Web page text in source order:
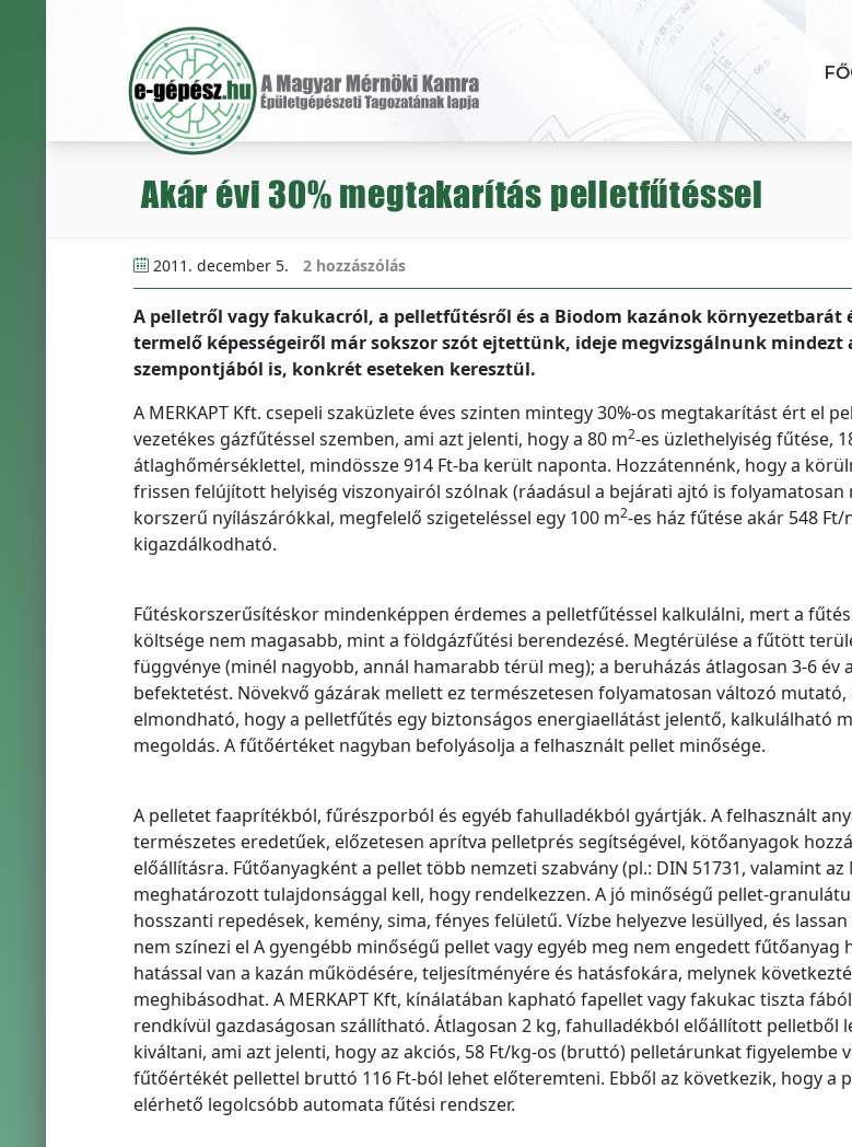
Akár évi 30% megtakarítás pelletfűtéssel
2011. december 5. 2 hozzászólás
A pelletről vagy fakukacról, a pelletfűtésről és a Biodom kazánok környezetbarát
termelő képességeiről már sokszor szót ejtettünk, ideje megvizsgálnunk mindezt
szempontjából is, konkrét eseteken keresztül.
A MERKAPT Kft. csepeli szaküzlete éves szinten mintegy 30%-os megtakarítást ért el
vezetékes gázfűtéssel szemben, ami azt jelenti, hogy a 80 m2-es üzlethelyiség fűtése,
átlaghőmérséklettel, mindössze 914 Ft-ba került naponta. Hozzátennénk, hogy a
frissen felújított helyiség viszonyairól szólnak (ráadásul a bejárati ajtó is folyamatosan
korszerű nyílászárókkal, megfelelő szigeteléssel egy 100 m2-es ház fűtése akár 548 Ft/
kigazdálkodható.
Fűtéskorszerűsítéskor mindenképpen érdemes a pelletfűtéssel kalkulálni, mert a
költsége nem magasabb, mint a földgázfűtési berendezésé. Megtérülése a fűtött
függvénye (minél nagyobb, annál hamarabb térül meg); a beruházás átlagosan 3-6 év
befektetést. Növekvő gázárak mellett ez természetesen folyamatosan változó mutató,
elmondható, hogy a pelletfűtés egy biztonságos energiaellátást jelentő, kalkulálható
megoldás. A fűtőértéket nagyban befolyásolja a felhasznált pellet minősége.
A pelletet faaprítékból, fűrészporból és egyéb fahulladékból gyártják. A felhasznált
természetes eredetűek, előzetesen aprítva pelletprés segítségével, kötőanyagok
előállításra. Fűtőanyagként a pellet több nemzeti szabvány (pl.: DIN 51731, valamint az
meghatározott tulajdonsággal kell, hogy rendelkezzen. A jó minőségű pellet-
hosszanti repedések, kemény, sima, fényes felületű. Vízbe helyezve lesüllyed, és
nem színezi el A gyengébb minőségű pellet vagy egyéb meg nem engedett fűtőanyag
hatással van a kazán működésére, teljesítményére és hatásfokára, melynek
meghibásodhat. A MERKAPT Kft, kínálatában kapható fapellet vagy fakukac tiszta
rendkívül gazdaságosan szállítható. Átlagosan 2 kg, fahulladékból előállított pelletből
kiváltani, ami azt jelenti, hogy az akciós, 58 Ft/kg-os (bruttó) pelletárunkat figyelembe
fűtőértékét pellettel bruttó 116 Ft-ból lehet előteremteni. Ebből az következik, hogy a
elérhető legolcsóbb automata fűtési rendszer.